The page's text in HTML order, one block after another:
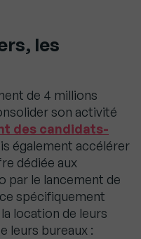
les
de 4 millions
son activité
des candidats-
également accélérer
dédiée aux
par le lancement de
spécifiquement
location de leurs
leurs bureaux :